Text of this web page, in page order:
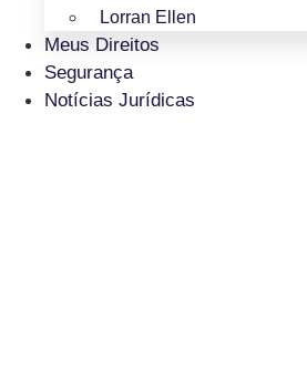
Lorran Ellen
Meus Direitos
Segurança
Notícias Jurídicas